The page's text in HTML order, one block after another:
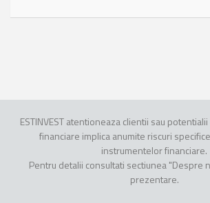
ESTINVEST atentioneaza clientii sau
financiare implica anumite riscuri
instrumentelor financiare.
Pentru detalii consultati sectiunea "Despre
prezentare.